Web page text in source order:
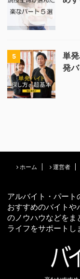
5
単
発
ホーム 運営者
アルバイト・パート
おすすめのバイト
のノウハウなどをま
ライフをサポートし